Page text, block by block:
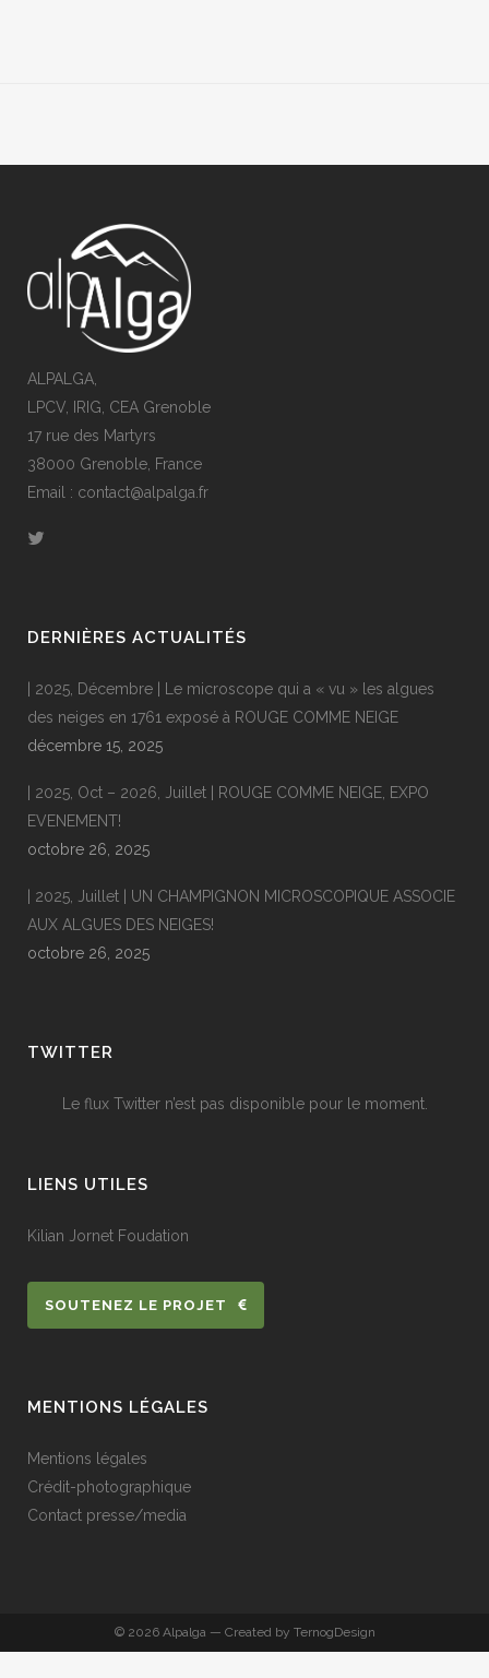
ALPALGA,
LPCV, IRIG, CEA Grenoble
17 rue des Martyrs
38000 Grenoble, France
Email : contact@alpalga.fr
DERNIÈRES ACTUALITÉS
| 2025, Décembre | Le microscope qui a « vu » les algues
des neiges en 1761 exposé à ROUGE COMME NEIGE
décembre 15, 2025
| 2025, Oct – 2026, Juillet | ROUGE COMME NEIGE, EXPO
EVENEMENT!
octobre 26, 2025
| 2025, Juillet | UN CHAMPIGNON MICROSCOPIQUE ASSOCIE
AUX ALGUES DES NEIGES!
octobre 26, 2025
TWITTER
Le flux Twitter n’est pas disponible pour le moment.
LIENS UTILES
Kilian Jornet Foudation
SOUTENEZ LE PROJET
MENTIONS LÉGALES
Mentions légales
Crédit-photographique
Contact presse/media
© 2026 Alpalga — Created by TernogDesign